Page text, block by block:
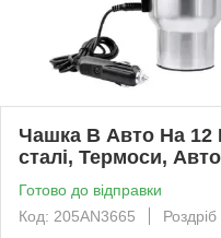
Чашка В Авто На 12
сталі, Термоси,
Готово до відправки
Код: 205AN3665
Роздріб